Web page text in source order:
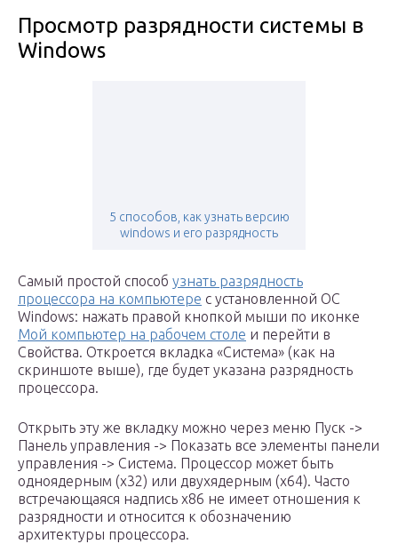
Просмотр разрядности системы в
Windows
5 способов, как узнать версию
windows и его разрядность
Самый простой способ узнать разрядность
процессора на компьютере с установленной ОС
Windows: нажать правой кнопкой мыши по иконке
Мой компьютер на рабочем столе и перейти в
Свойства. Откроется вкладка «Система» (как на
скриншоте выше), где будет указана разрядность
процессора.
Открыть эту же вкладку можно через меню Пуск ->
Панель управления -> Показать все элементы панели
управления -> Система. Процессор может быть
одноядерным (x32) или двухядерным (x64). Часто
встречающаяся надпись x86 не имеет отношения к
разрядности и относится к обозначению
архитектуры процессора.